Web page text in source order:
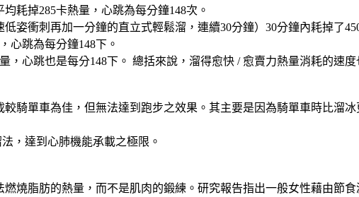
耗掉285卡熱量，心跳為每分鐘148次。
姿衝刺再加一分鐘的直立式輕鬆溜，連續30分鐘）30分鐘內耗掉了
心跳為每分鐘148下。
，心跳也是每分148下。 總括來說，溜得愈快 / 愈賣力熱量消耗的速度
騎單車為佳，但無法達到跑步之效果。其主要是因為騎單車時比溜
，達到心肺機能承載之極限。
燒脂肪的熱量，而不是肌肉的鍛練。研究報告指出一般女性藉由節